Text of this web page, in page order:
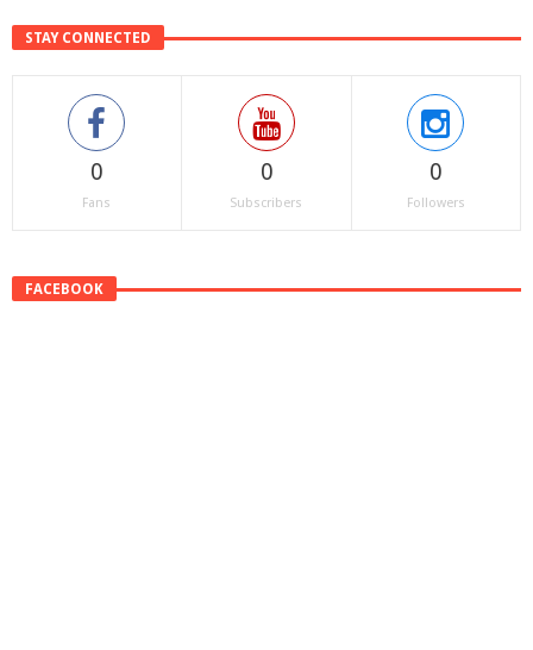
STAY CONNECTED
0
Fans
0
Subscribers
0
Followers
FACEBOOK